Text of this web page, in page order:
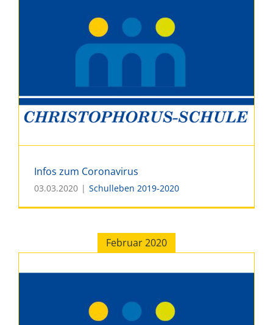
Infos zum Coronavirus
Infos zum Coronavirus
03.03.2020 | Schulleben 2019-2020
Februar 2020